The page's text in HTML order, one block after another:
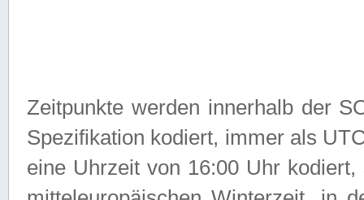
Zeitpunkte werden innerhalb der
Spezifikation kodiert, immer als
eine Uhrzeit von 16:00 Uhr